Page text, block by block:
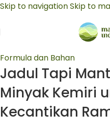
Skip to navigationSkip to
Formula dan Bahan
Jadul Tapi
Minyak Kemiri
Kecantikan